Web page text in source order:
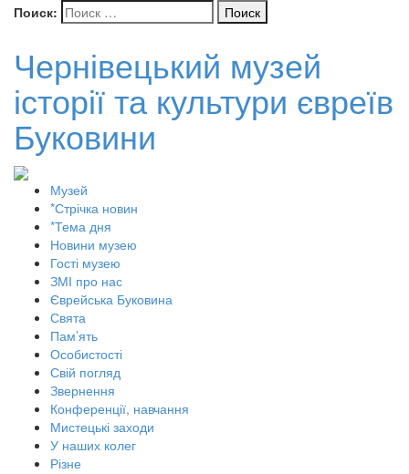
Поиск:
Чернівецький музей
історії та культури євреїв
Буковини
Музей
*Стрічка новин
*Тема дня
Новини музею
Гості музею
ЗМІ про нас
Єврейська Буковина
Свята
Пам’ять
Особистості
Свій погляд
Звернення
Конференції, навчання
Мистецькі заходи
У наших колег
Різне